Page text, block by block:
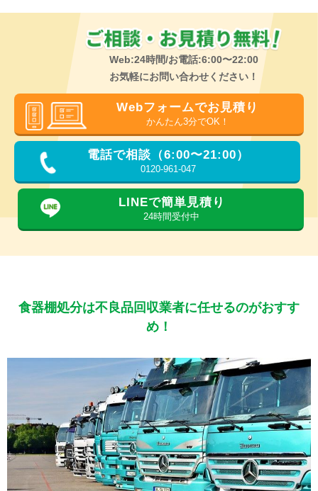
Web:24時間/お電話:6:00〜22:00
お気軽にお問い合わせください！
Webフォームでお見積り
かんたん3分でOK！
電話で相談（6:00〜21:00）
0120-961-047
LINEで簡単見積り
24時間受付中
食器棚処分は不良品回収業者に任せるのがおすす
め！